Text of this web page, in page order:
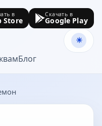
Блог
в
Store
Скачать в
Google Play